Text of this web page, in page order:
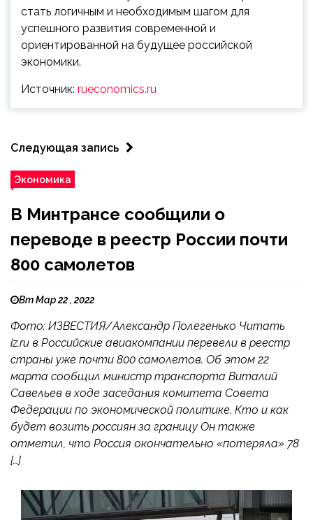
стать логичным и необходимым шагом для
успешного развития современной и
ориентированной на будущее российской
экономики.
Источник: rueconomics.ru
Следующая запись
Экономика
В Минтрансе сообщили о
переводе в реестр России почти
800 самолетов
Вт Мар 22 , 2022
Фото: ИЗВЕСТИЯ/Александр Полегенько Читать
iz.ru в Российские авиакомпании перевели в реестр
страны уже почти 800 самолетов. Об этом 22
марта сообщил министр транспорта Виталий
Савельев в ходе заседания комитета Совета
Федерации по экономической политике. Кто и как
будет возить россиян за границу Он также
отметил, что Россия окончательно «потеряла» 78
[…]